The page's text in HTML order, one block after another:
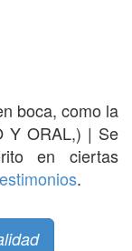
boca, como la
Y ORAL,) | Se
en ciertas
.